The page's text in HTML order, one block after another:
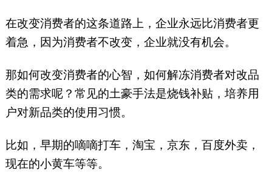
在改变消费者的这条道路上，企业永远比消费者更
着急，因为消费者不改变，企业就没有机会。
那如何改变消费者的心智，如何解冻消费者对改品
类的需求呢？常见的土豪手法是烧钱补贴，培养用
户对新品类的使用习惯。
比如，早期的嘀嘀打车，淘宝，京东，百度外卖，
现在的小黄车等等。